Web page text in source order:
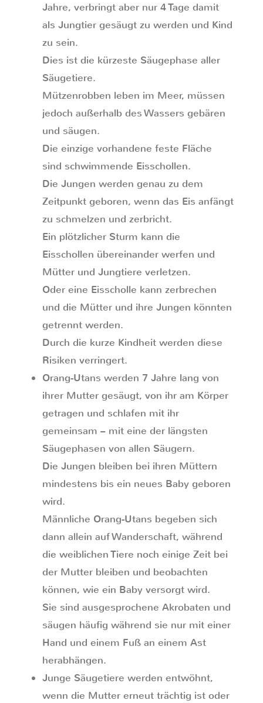
Jahre, verbringt aber nur 4 Tage damit
als Jungtier gesäugt zu werden und Kind
zu sein.
Dies ist die kürzeste Säugephase aller
Säugetiere.
Mützenrobben leben im Meer, müssen
jedoch außerhalb des Wassers gebären
und säugen.
Die einzige vorhandene feste Fläche
sind schwimmende Eisschollen.
Die Jungen werden genau zu dem
Zeitpunkt geboren, wenn das Eis anfängt
zu schmelzen und zerbricht.
Ein plötzlicher Sturm kann die
Eisschollen übereinander werfen und
Mütter und Jungtiere verletzen.
Oder eine Eisscholle kann zerbrechen
und die Mütter und ihre Jungen könnten
getrennt werden.
Durch die kurze Kindheit werden diese
Risiken verringert.
Orang-Utans werden 7 Jahre lang von
ihrer Mutter gesäugt, von ihr am Körper
getragen und schlafen mit ihr
gemeinsam – mit eine der längsten
Säugephasen von allen Säugern.
Die Jungen bleiben bei ihren Müttern
mindestens bis ein neues Baby geboren
wird.
Männliche Orang-Utans begeben sich
dann allein auf Wanderschaft, während
die weiblichen Tiere noch einige Zeit bei
der Mutter bleiben und beobachten
können, wie ein Baby versorgt wird.
Sie sind ausgesprochene Akrobaten und
säugen häufig während sie nur mit einer
Hand und einem Fuß an einem Ast
herabhängen.
Junge Säugetiere werden entwöhnt,
wenn die Mutter erneut trächtig ist oder